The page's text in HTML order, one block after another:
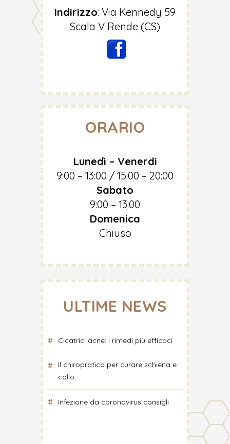
Indirizzo: Via Kennedy 59
Scala V Rende (CS)
ORARIO
Lunedì – Venerdi
9:00 – 13:00 / 15:00 – 20:00
Sabato
9:00 – 13:00
Domenica
Chiuso
ULTIME NEWS
Cicatrici acne: i rimedi più efficaci
Il chiropratico per curare schiena e
collo
Infezione da coronavirus consigli